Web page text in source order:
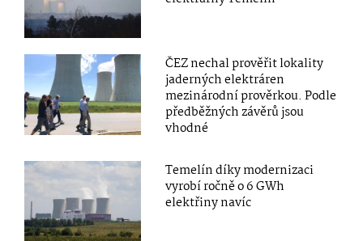
ČEZ nechal prověřit lokality
jaderných elektráren
mezinárodní prověrkou. Podle
předběžných závěrů jsou
vhodné
Temelín díky modernizaci
vyrobí ročně o 6 GWh
elektřiny navíc